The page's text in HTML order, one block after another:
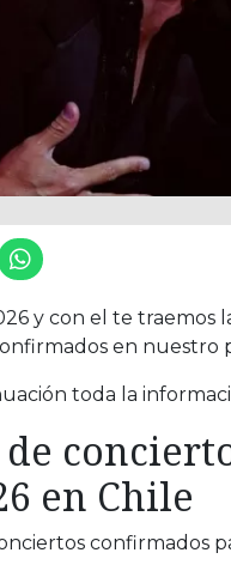
y con el te traemos
en nuestro
toda la
en Chile
confirmados